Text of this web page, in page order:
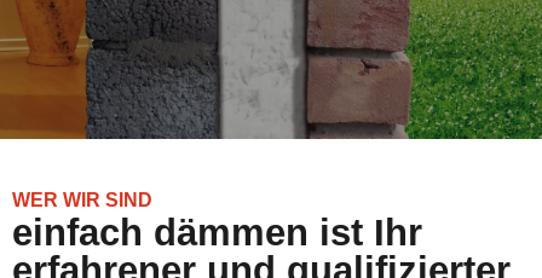
WER WIR SIND
einfach dämmen ist Ihr